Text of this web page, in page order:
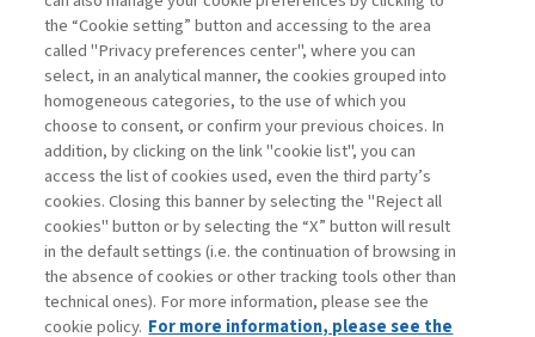
agli abbonati Premium
Legenda: Accedi Per registrati Per abbonati
Contatti
Abbonamenti
Archivio rubriche
the “Cookie setting” button and accessing to the area
called "Privacy preferences center", where you can
select, in an analytical manner, the cookies grouped into
homogeneous categories, to the use of which you
choose to consent, or confirm your previous choices. In
addition, by clicking on the link "cookie list", you can
access the list of cookies used, even the third party’s
cookies. Closing this banner by selecting the "Reject all
cookies" button or by selecting the “X” button will result
in the default settings (i.e. the continuation of browsing in
the absence of cookies or other tracking tools other than
technical ones). For more information, please see the
cookie policy. For more information, please see the